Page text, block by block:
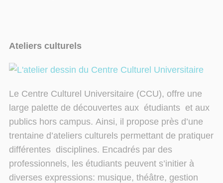
Ateliers culturels
Le Centre Culturel Universitaire (CCU), offre une
large palette de découvertes aux étudiants et aux
publics hors campus. Ainsi, il propose près d’une
trentaine d’ateliers culturels permettant de pratiquer
différentes disciplines. Encadrés par des
professionnels, les étudiants peuvent s’initier à
diverses expressions: musique, théâtre, gestion